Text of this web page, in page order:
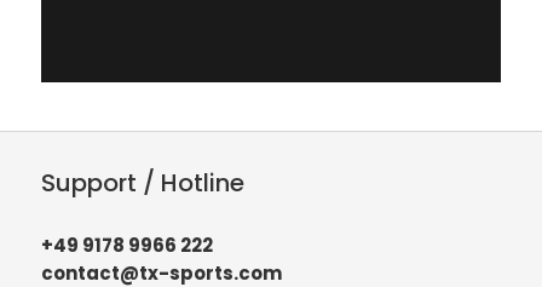
Support / Hotline
+49 9178 9966 222
contact@tx-sports.com